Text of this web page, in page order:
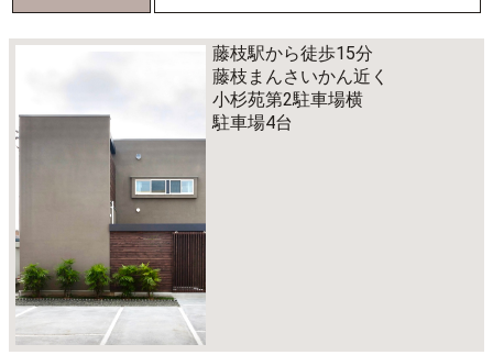
藤枝駅から徒歩15分
藤枝まんさいかん近く
小杉苑第2駐車場横
駐車場4台